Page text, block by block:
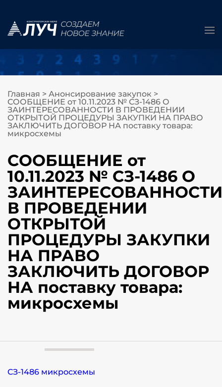
Главная > Анонсирование закупок >
СООБЩЕНИЕ от 10.11.2023 № СЗ-1486 О
ЗАИНТЕРЕСОВАННОСТИ В ПРОВЕДЕНИИ
ОТКРЫТОЙ ПРОЦЕДУРЫ ЗАКУПКИ НА ПРАВО
ЗАКЛЮЧИТЬ ДОГОВОР НА поставку товара:
микросхемы
СООБЩЕНИЕ от
10.11.2023 № СЗ-1486 О
ЗАИНТЕРЕСОВАННОСТИ
В ПРОВЕДЕНИИ
ОТКРЫТОЙ
ПРОЦЕДУРЫ ЗАКУПКИ
НА ПРАВО
ЗАКЛЮЧИТЬ ДОГОВОР
НА поставку товара:
микросхемы
СЗ-1486 микросхемы